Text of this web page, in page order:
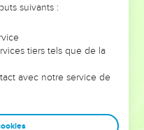
les doutes, les erreurs
alors même que ce
façonnés.
et responsables
afin que leurs erreurs
suivants :
tiers tels que de la
avec notre service de